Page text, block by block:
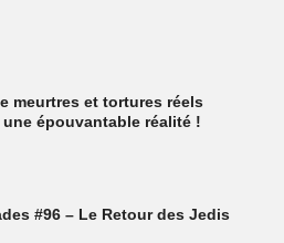
meurtres et tortures réels
une épouvantable réalité !
#96 – Le Retour des Jedis